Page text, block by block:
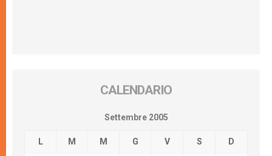
CALENDARIO
Settembre 2005
L M M G V S D